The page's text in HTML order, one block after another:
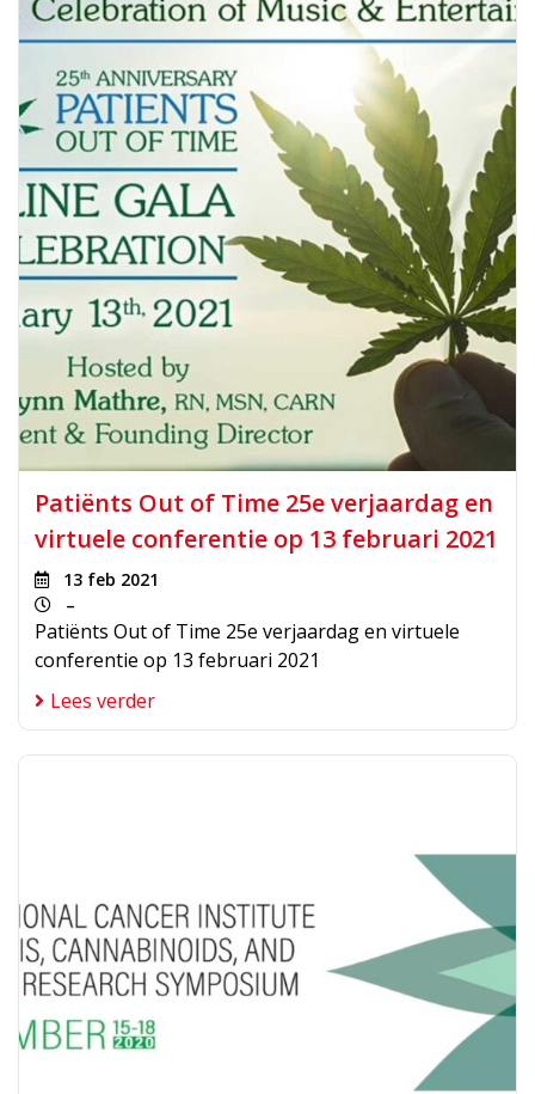
Patiënts Out of Time 25e verjaardag en
virtuele conferentie op 13 februari 2021
13 feb 2021
–
Patiënts Out of Time 25e verjaardag en virtuele
conferentie op 13 februari 2021
Lees verder